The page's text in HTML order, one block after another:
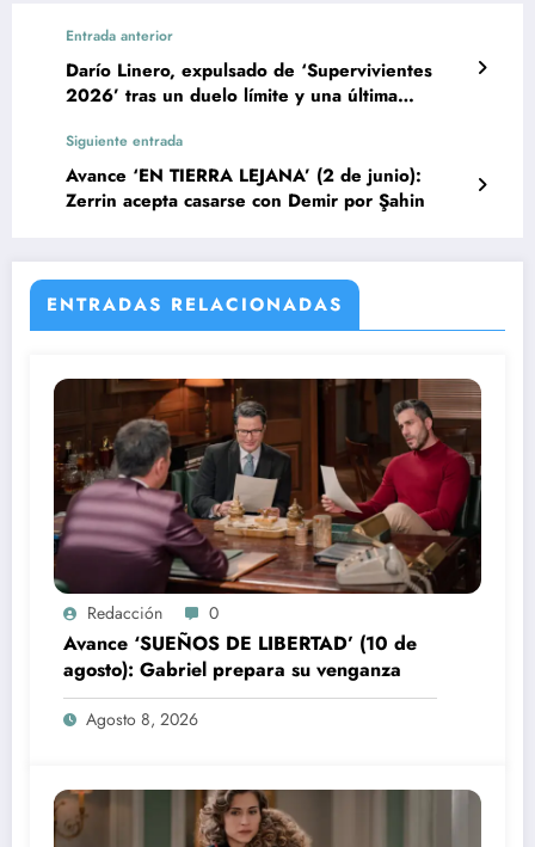
Entrada anterior
Darío Linero, expulsado de ‘Supervivientes
2026’ tras un duelo límite y una última
Siguiente entrada
Avance ‘EN TIERRA LEJANA’ (2 de junio):
Zerrin acepta casarse con Demir por Şahin
ENTRADAS RELACIONADAS
Redacción 0
Avance ‘SUEÑOS DE LIBERTAD’ (10 de
agosto): Gabriel prepara su venganza
Agosto 8, 2026